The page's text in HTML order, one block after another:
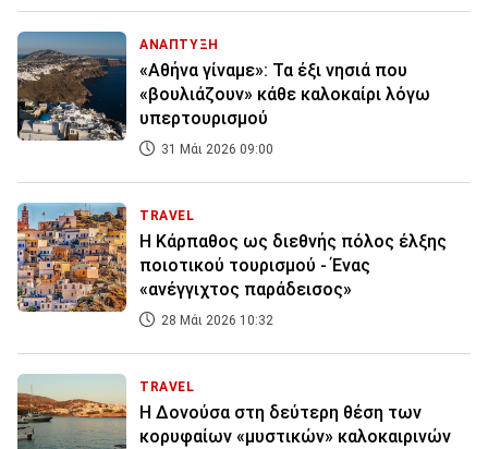
ΑΝΑΠΤΥΞΗ
«Αθήνα γίναμε»: Τα έξι νησιά που
«βουλιάζουν» κάθε καλοκαίρι λόγω
υπερτουρισμού
31 Μάι 2026 09:00
TRAVEL
Η Κάρπαθος ως διεθνής πόλος έλξης
ποιοτικού τουρισμού - Ένας
«ανέγγιχτος παράδεισος»
28 Μάι 2026 10:32
TRAVEL
Η Δονούσα στη δεύτερη θέση των
κορυφαίων «μυστικών» καλοκαιρινών